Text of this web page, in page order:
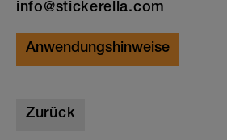
info@stickerella.com
Anwendungshinweise
Zurück